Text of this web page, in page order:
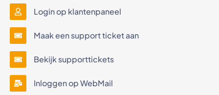
Login op klantenpaneel
Maak een support ticket aan
Bekijk supporttickets
Inloggen op WebMail